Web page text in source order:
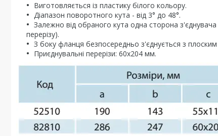
Виготовляється із пластику білого кольору.
Діапазон поворотного кута - від 3° до 48°.
Залежно від обраного кута одна сторона з'єднувача
перерізу).
З боку фланця безпосередньо з'єднується з плоским
Приєднувальні перерізи: 60х204 мм.